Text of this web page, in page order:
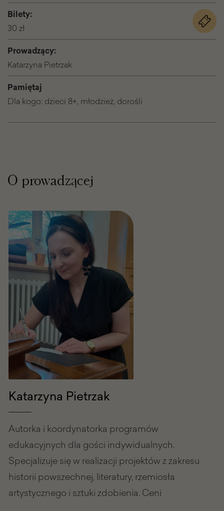
Bilety:
30 zł
na
Prowadzący:
Katarzyna Pietrzak
Pamiętaj
Dla kogo: dzieci 8+, młodzież, dorośli
O prowadzącej
Katarzyna Pietrzak
Autorka i koordynatorka programów
edukacyjnych dla gości indywidualnych.
Specjalizuje się w realizacji projektów z zakresu
historii powszechnej, literatury, rzemiosła
artystycznego i sztuki zdobienia. Ceni